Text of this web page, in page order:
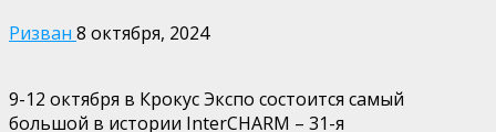
Ризван 8 октября, 2024
9-12 октября в Крокус Экспо состоится самый
большой в истории InterCHARM – 31-я